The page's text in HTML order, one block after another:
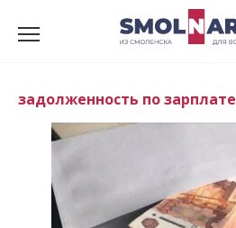
задолженность по зарплате